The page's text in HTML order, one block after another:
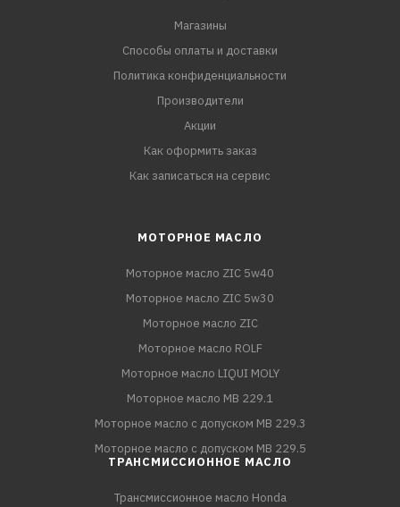
Магазины
Способы оплаты и доставки
Политика конфиденциальности
Производители
Акции
Как оформить заказ
Как записаться на сервис
МОТОРНОЕ МАСЛО
Моторное масло ZIC 5w40
Моторное масло ZIC 5w30
Моторное масло ZIC
Моторное масло ROLF
Моторное масло LIQUI MOLY
Моторное масло MB 229.1
Моторное масло с допуском MB 229.3
Моторное масло с допуском MB 229.5
ТРАНСМИССИОННОЕ МАСЛО
Трансмиссионное масло Honda